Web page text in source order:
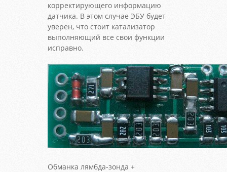
корректирующего информацию
датчика. В этом случае ЭБУ будет
уверен, что стоит катализатор
выполняющий все свои функции
исправно.
Обманка лямбда-зонда +